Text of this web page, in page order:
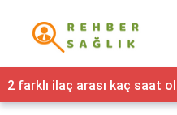
Sağlık
Yaşam
2 farklı ilaç arası kaç saat